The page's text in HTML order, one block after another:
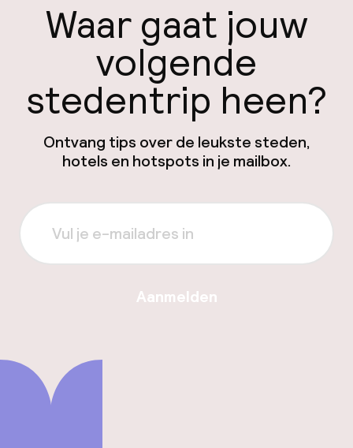
Waar gaat jouw
volgende
stedentrip heen?
Ontvang tips over de leukste steden,
hotels en hotspots in je mailbox.
Aanmelden